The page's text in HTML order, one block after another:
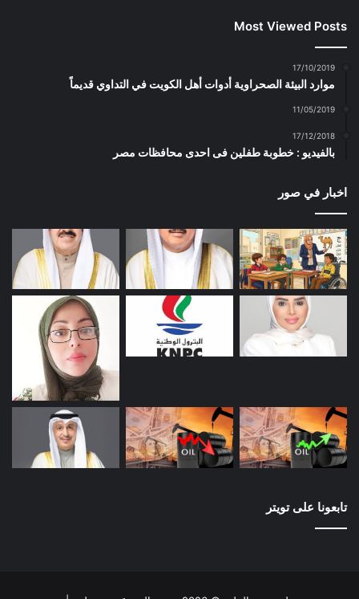
Most Viewed Posts
17/10/2019
موارد البيئة الصحراوية أدوات أهل الكويت في التداوي قديماً
11/05/2019
17/12/2018
بالفيديو : خطوبة طفلين فى احدى محافظات مصر
اخبار في صور
تابعونا على تويتر